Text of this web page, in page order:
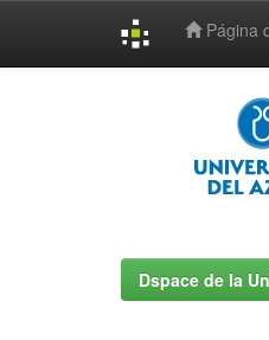
Página
Dspace de la